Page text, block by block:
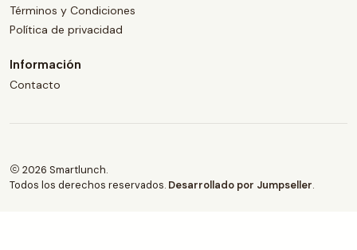
Términos y Condiciones
Política de privacidad
Información
Contacto
2026 Smartlunch.
Todos los derechos reservados. Desarrollado por Jumpseller.